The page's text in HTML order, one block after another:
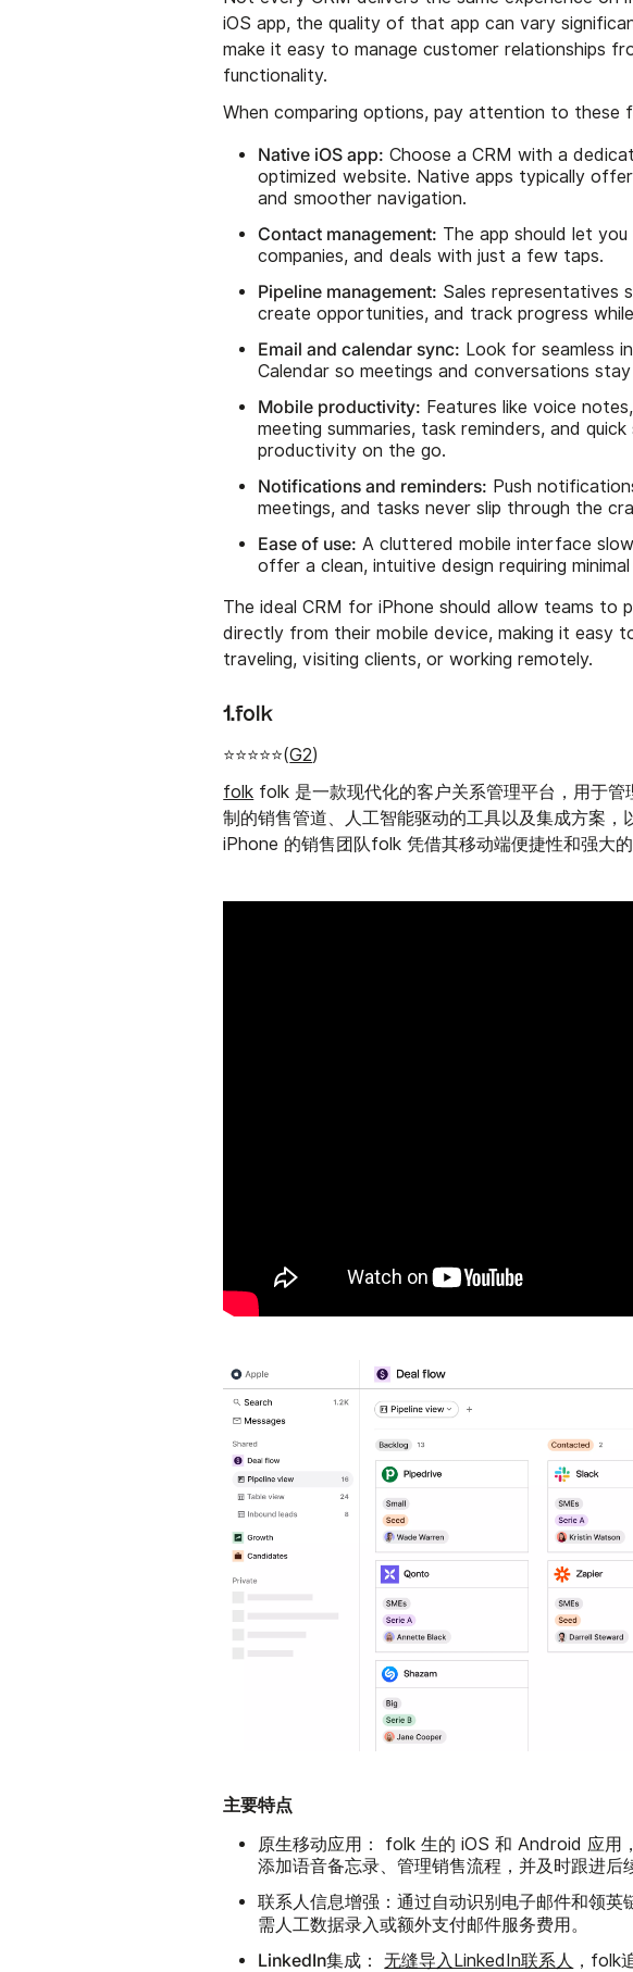
iOS app, the quality of that app can vary
make it easy to manage customer relationships
functionality.
When comparing options, pay attention to these
Native iOS app: Choose a CRM with a
optimized website. Native apps typically
and smoother navigation.
Contact management: The app should let
companies, and deals with just a few taps.
Pipeline management: Sales representatives
create opportunities, and track progress
Email and calendar sync: Look for seamless
Calendar so meetings and conversations
Mobile productivity: Features like voice
meeting summaries, task reminders, and
productivity on the go.
Notifications and reminders: Push
meetings, and tasks never slip through the
Ease of use: A cluttered mobile interface
offer a clean, intuitive design requiring
The ideal CRM for iPhone should allow teams to
directly from their mobile device, making it easy
traveling, visiting clients, or working remotely.
1.folk
⭐⭐⭐⭐⭐(G2)
folk folk 是一款现代化的客户关系管理平台，用于
制的销售管道、人工智能驱动的工具以及集成方案
iPhone 的销售团队folk 凭借其移动端便捷性和强大
主要特点
原生移动应用：
folk 生的 iOS 和 Android 应用
添加语音备忘录、管理销售流程，并及时跟进后
联系人信息增强：通过自动识别电子邮件和领英
需人工数据录入或额外支付邮件服务费用。
LinkedIn集成： 无缝导入LinkedIn联系人 ，folk